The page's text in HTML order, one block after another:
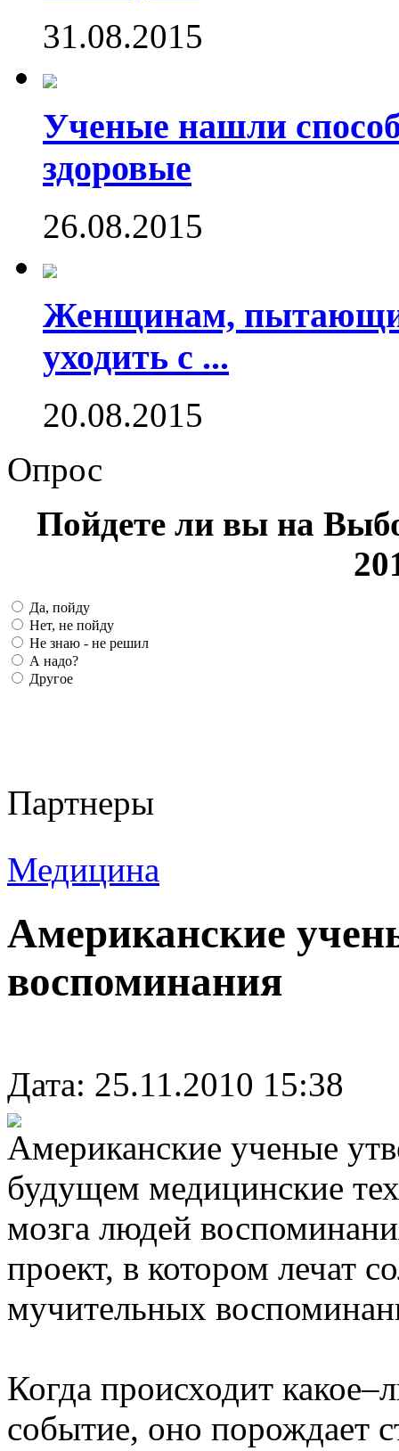
31.08.2015
Ученые нашли
здоровые
26.08.2015
Женщинам,
уходить с ...
20.08.2015
Опрос
Пойдете ли вы на
Да, пойду
Нет, не пойду
Не знаю - не решил
А надо?
Другое
Партнеры
Медицина
Американские
воспоминания
Дата: 25.11.2010 15:38
Американские ученые
будущем медицинские
мозга людей
проект, в котором лечат
мучительных
Когда происходит
событие, оно порождает